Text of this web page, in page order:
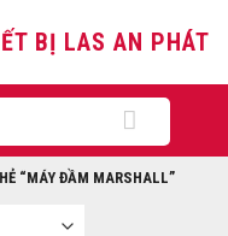
BỊ LAS AN PHÁT
“MÁY ĐẦM MARSHALL”